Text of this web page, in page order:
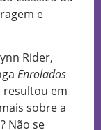
e
Rider,
Enrolados
resultou em
sobre a
Não se